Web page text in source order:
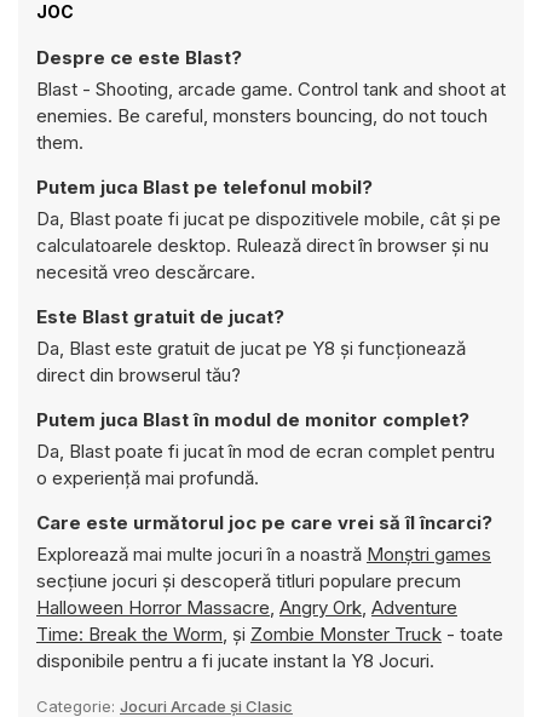
JOC
Despre ce este Blast?
Blast - Shooting, arcade game. Control tank and shoot at
enemies. Be careful, monsters bouncing, do not touch
them.
Putem juca Blast pe telefonul mobil?
Da, Blast poate fi jucat pe dispozitivele mobile, cât și pe
calculatoarele desktop. Rulează direct în browser și nu
necesită vreo descărcare.
Este Blast gratuit de jucat?
Da, Blast este gratuit de jucat pe Y8 și funcționează
direct din browserul tău?
Putem juca Blast în modul de monitor complet?
Da, Blast poate fi jucat în mod de ecran complet pentru
o experiență mai profundă.
Care este următorul joc pe care vrei să îl încarci?
Explorează mai multe jocuri în a noastră Monştri games
secțiune jocuri și descoperă titluri populare precum
Halloween Horror Massacre, Angry Ork, Adventure
Time: Break the Worm, și Zombie Monster Truck - toate
disponibile pentru a fi jucate instant la Y8 Jocuri.
Categorie: Jocuri Arcade și Clasic